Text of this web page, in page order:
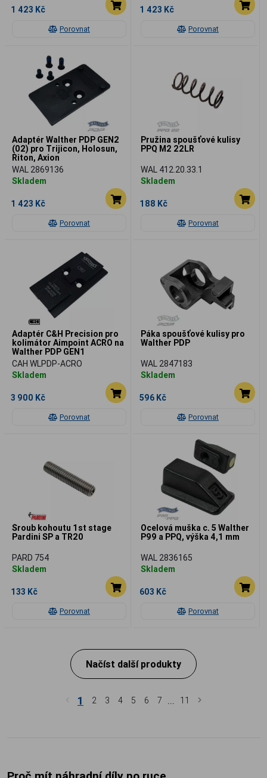
Porovnat
1 423 Kč
Porovnat
1 423 Kč
Porovnat
Adaptér Walther PDP GEN2
(02) pro Trijicon, Holosun,
Riton, Axion
WAL 2869136
Skladem
1 423 Kč
Porovnat
Pružina spoušťové kulisy
PPQ M2 22LR
WAL 412.20.33.1
Skladem
188 Kč
Porovnat
Adaptér C&H Precision pro
kolimátor Aimpoint ACRO na
Walther PDP GEN1
CAH WLPDP-ACRO
Skladem
3 900 Kč
Porovnat
Páka spoušťové kulisy pro
Walther PDP
WAL 2847183
Skladem
596 Kč
Porovnat
Šroub kohoutu 1st stage
Pardini SP a TR20
PARD 754
Skladem
133 Kč
Porovnat
Ocelová muška c. 5 Walther
P99 a PPQ, výška 4,1 mm
WAL 2836165
Skladem
603 Kč
Načíst další produkty
1 2 3 4 5 6 7 ... 11